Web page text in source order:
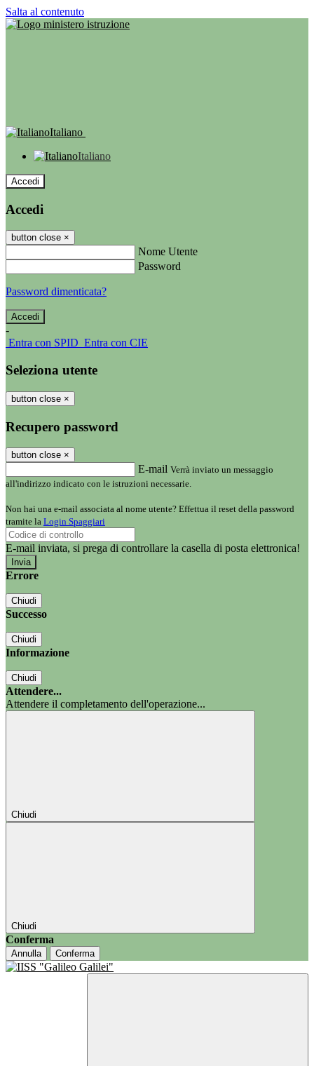
Salta al contenuto
Italiano
Italiano
Accedi
Accedi
button close ×
Nome Utente
Password
Password dimenticata?
-
Entra con SPID Entra con CIE
Seleziona utente
button close ×
Recupero password
button close ×
E-mail Verrà inviato un messaggio
all'indirizzo indicato con le istruzioni necessarie.
Non hai una e-mail associata al nome utente? Effettua il reset della password
tramite la Login Spaggiari
E-mail inviata, si prega di controllare la casella di posta elettronica!
Errore
Chiudi
Successo
Chiudi
Informazione
Chiudi
Attendere...
Attendere il completamento dell'operazione...
Chiudi
Chiudi
Conferma
Annulla Conferma